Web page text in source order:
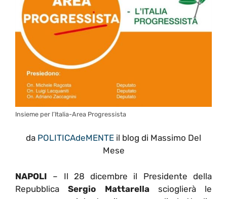
Insieme per l’Italia-Area Progressista
da POLITICAdeMENTE il blog di Massimo Del
Mese
NAPOLI – Il 28 dicembre il Presidente della
RepubblicaSergio Mattarellascioglierà le